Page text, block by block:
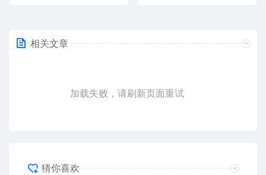
相关文章
加载失败，请刷新页面重试
猜你喜欢